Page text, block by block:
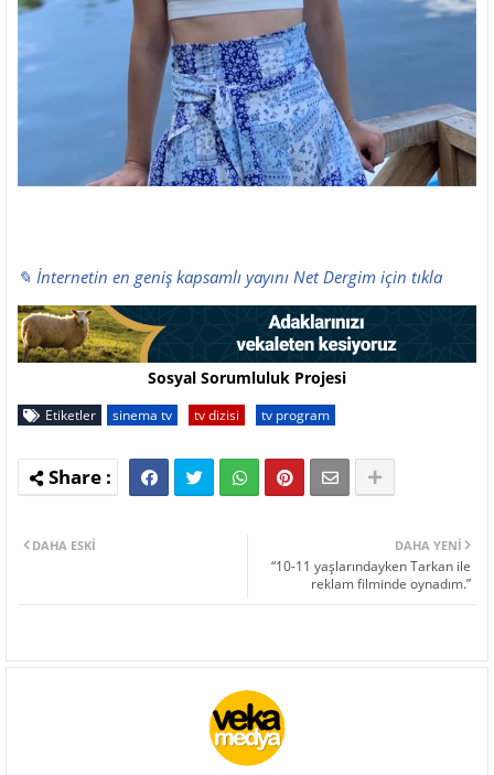
✎ İnternetin en geniş kapsamlı yayını Net Dergim için tıkla
Sosyal Sorumluluk Projesi
Etiketler sinema tv tv dizisi tv program
DAHA YENI
“10-11 yaşlarındayken Tarkan ile
reklam filminde oynadım.”
DAHA ESKI